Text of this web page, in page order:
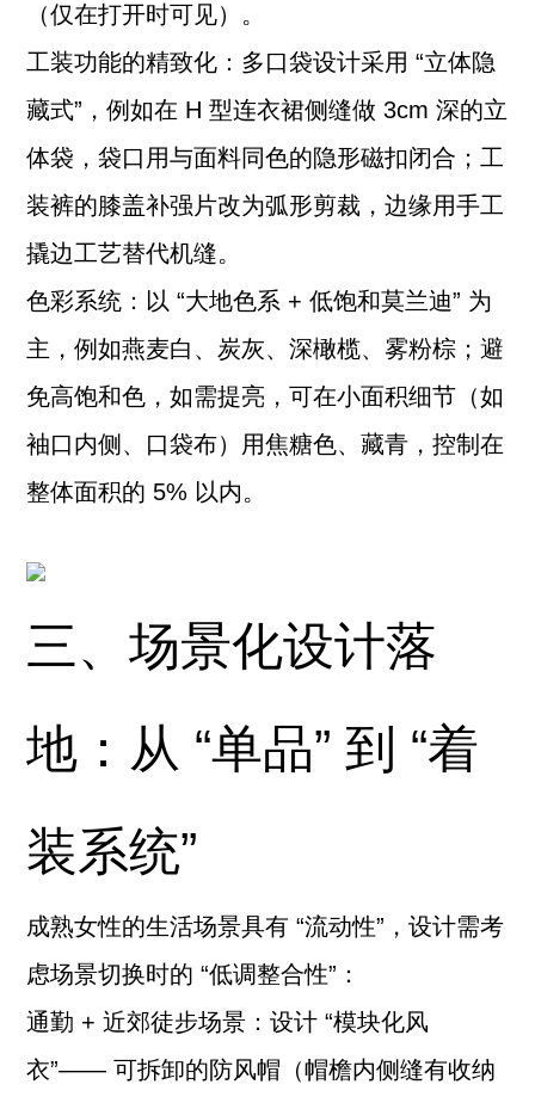
（仅在打开时可见）。
工装功能的精致化：多口袋设计采用 “立体隐
藏式”，例如在 H 型连衣裙侧缝做 3cm 深的立
体袋，袋口用与面料同色的隐形磁扣闭合；工
装裤的膝盖补强片改为弧形剪裁，边缘用手工
撬边工艺替代机缝。
色彩系统：以 “大地色系 + 低饱和莫兰迪” 为
主，例如燕麦白、炭灰、深橄榄、雾粉棕；避
免高饱和色，如需提亮，可在小面积细节（如
袖口内侧、口袋布）用焦糖色、藏青，控制在
整体面积的 5% 以内。
三、场景化设计落
地：从 “单品” 到 “着
装系统”
成熟女性的生活场景具有 “流动性”，设计需考
虑场景切换时的 “低调整合性”：
通勤 + 近郊徒步场景：设计 “模块化风
衣”—— 可拆卸的防风帽（帽檐内侧缝有收纳